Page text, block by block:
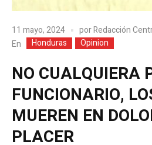
11 mayo, 2024 porRedacción
En
Honduras Opinion
NO CUALQUIERA
FUNCIONARIO,
MUEREN EN
PLACER